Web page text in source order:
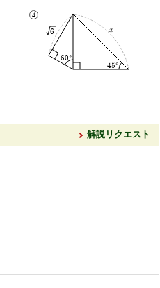
x
6
60°
45°
解説リクエスト